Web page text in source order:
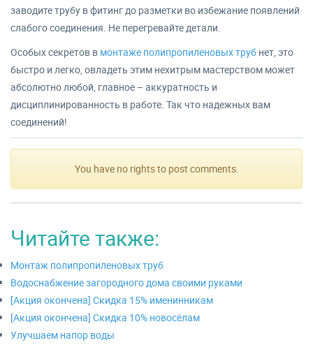
заводите трубу в фитинг до разметки во избежание появлений
слабого соединения. Не перегревайте детали.
Особых секретов в монтаже полипропиленовых труб нет, это
быстро и легко, овладеть этим нехитрым мастерством может
абсолютно любой, главное – аккуратность и
дисциплинированность в работе. Так что надежных вам
соединений!
You have no rights to post comments.
Читайте также:
Монтаж полипропиленовых труб
Водоснабжение загородного дома своими руками
[Акция окончена] Скидка 15% именинникам
[Акция окончена] Скидка 10% новосёлам
Улучшаем напор воды